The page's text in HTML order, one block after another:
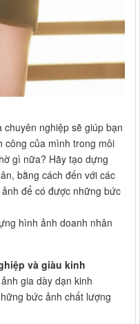
nghiệp sẽ giúp bạn
công của mình trong môi
gì nữa? Hãy tạo dựng
bằng cách đến với các
để có được những bức
hình ảnh doanh nhân
và giàu kinh
gia dày dạn kinh
bức ảnh chất lượng